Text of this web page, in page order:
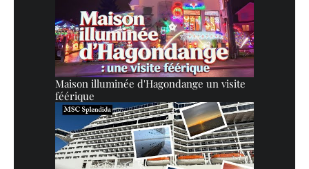
Maison illuminée d'Hagondange un visite
féérique